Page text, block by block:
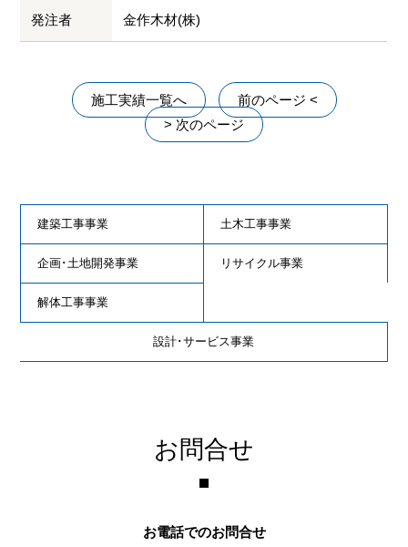
発注者 金作木材(株)
施工実績一覧へ
前のページ <
> 次のページ
建築工事事業 土木工事事業
企画･土地開発事業 リサイクル事業
解体工事事業
設計･サービス事業
お問合せ
お電話でのお問合せ